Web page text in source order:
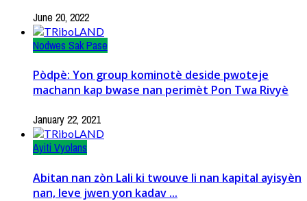
June 20, 2022
Nodwes Sak Pase
Pòdpè: Yon group kominotè deside pwoteje
machann kap bwase nan perimèt Pon Twa Rivyè
January 22, 2021
Ayiti Vyolans
Abitan nan zòn Lali ki twouve li nan kapital ayisyèn
nan, leve jwen yon kadav ...